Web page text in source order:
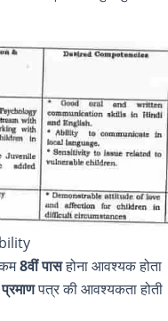
8वीं पासहोना आवश्यक होता
पत्र की आवश्यकता होती